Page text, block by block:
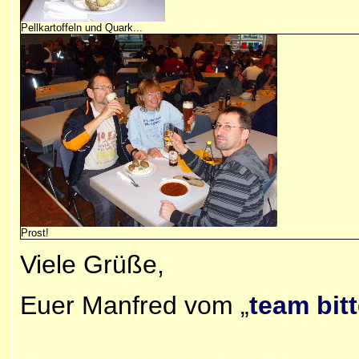
Pellkartoffeln und Quark...
Prost!
Viele Grüße,
Euer Manfred vom „team